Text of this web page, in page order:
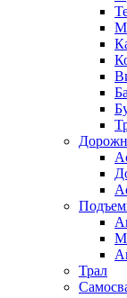
Трал